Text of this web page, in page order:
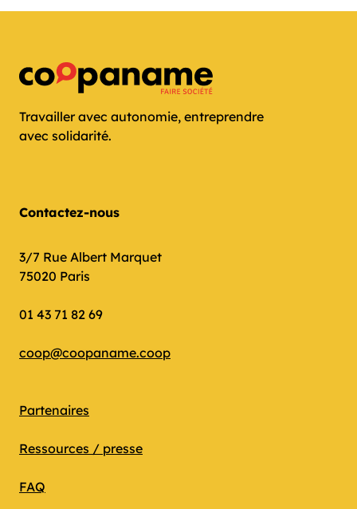
Travailler avec autonomie, entreprendre
avec solidarité.
Contactez-nous
3/7 Rue Albert Marquet
75020 Paris
01 43 71 82 69
coop@coopaname.coop
Partenaires
Ressources / presse
FAQ